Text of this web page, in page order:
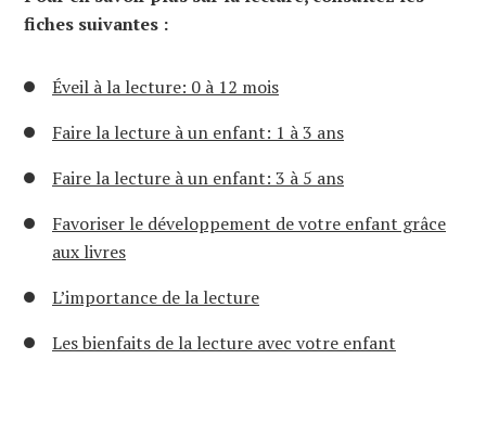
fiches suivantes :
Éveil à la lecture: 0 à 12 mois
Faire la lecture à un enfant: 1 à 3 ans
Faire la lecture à un enfant: 3 à 5 ans
Favoriser le développement de votre enfant grâce
aux livres
L’importance de la lecture
Les bienfaits de la lecture avec votre enfant